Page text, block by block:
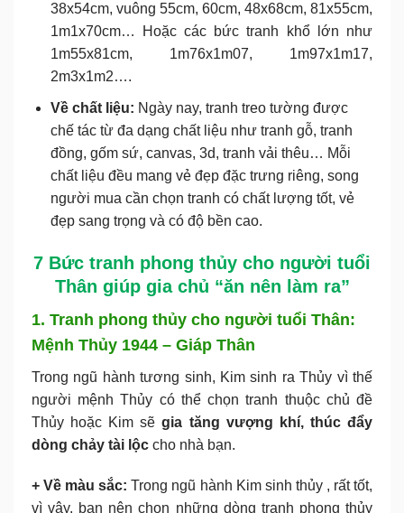
38x54cm, vuông 55cm, 60cm, 48x68cm, 81x55cm,
1m1x70cm… Hoặc các bức tranh khổ lớn như
1m55x81cm, 1m76x1m07, 1m97x1m17,
2m3x1m2….
Về chất liệu: Ngày nay, tranh treo tường được
chế tác từ đa dạng chất liệu như tranh gỗ, tranh
đồng, gốm sứ, canvas, 3d, tranh vải thêu… Mỗi
chất liệu đều mang vẻ đẹp đặc trưng riêng, song
người mua cần chọn tranh có chất lượng tốt, vẻ
đẹp sang trọng và có độ bền cao.
7 Bức tranh phong thủy cho người tuổi
Thân giúp gia chủ “ăn nên làm ra”
1. Tranh phong thủy cho người tuổi Thân:
Mệnh Thủy 1944 – Giáp Thân
Trong ngũ hành tương sinh, Kim sinh ra Thủy vì thế
người mệnh Thủy có thể chọn tranh thuộc chủ đề
Thủy hoặc Kim sẽgia tăng vượng khí, thúc đẩy
dòng chảy tài lộc cho nhà bạn.
+ Về màu sắc: Trong ngũ hành Kim sinh thủy , rất tốt,
vì vậy, bạn nên chọn những dòng tranh phong thủy